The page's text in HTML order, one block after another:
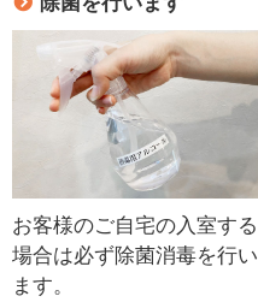
お客様のご自宅の入室する
場合は必ず除菌消毒を行い
ます。